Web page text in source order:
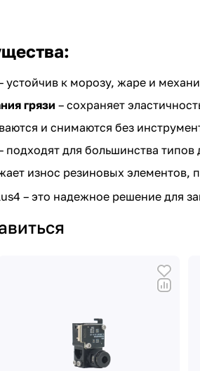
устойчив к морозу, жаре и
грязи – сохраняет
и снимаются без
подходят для большинства типов
износ резиновых элементов,
– это надежное решение для